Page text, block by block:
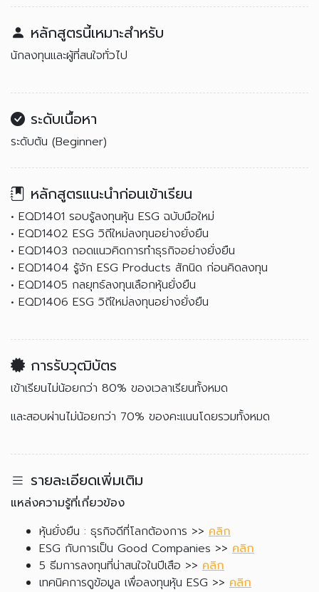
หลักสูตรนี้เหมาะสำหรับ
นักลงทุนและผู้ที่สนใจทั่วไป
ระดับเนื้อหา
ระดับต้น (Beginner)
หลักสูตรแนะนำก่อนเข้าเรียน
• EQD1401 รอบรู้ลงทุนหุ้น ESG ฉบับมือใหม่
• EQD1402 ESG วิถีใหม่ลงทุนอย่างยั่งยืน
• EQD1403 ถอดแนวคิดการทำธุรกิจอย่างยั่งยืน
• EQD1404 รู้จัก ESG Products สักนิด ก่อนคิดลงทุน
• EQD1405 กลยุทธ์ลงทุนเลือกหุ้นยั่งยืน
• EQD1406 ESG วิถีใหม่ลงทุนอย่างยั่งยืน
การรับวุฒิบัตร
เข้าเรียนไม่น้อยกว่า 80% ของเวลาเรียนทั้งหมด
และสอบผ่านไม่น้อยกว่า 70% ของคะแนนโดยรวมทั้งหมด
รายละเอียดเพิ่มเติม
แหล่งความรู้ที่เกี่ยวข้อง
หุ้นยั่งยืน : ธุรกิจดีที่โลกต้องการ >> คลิก
ESG กับการเป็น Good Companies >> คลิก
5 ธีมการลงทุนที่น่าสนใจในปีเสือ >> คลิก
เทคนิคการดูข้อมูล เพื่อลงทุนหุ้น ESG >> คลิก